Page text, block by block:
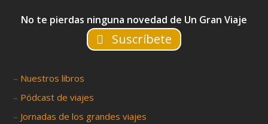
No te pierdas ninguna novedad de Un Gran Viaje
Suscríbete
– Nuestros libros
– Pódcast de viajes
– Jornadas de los grandes viajes